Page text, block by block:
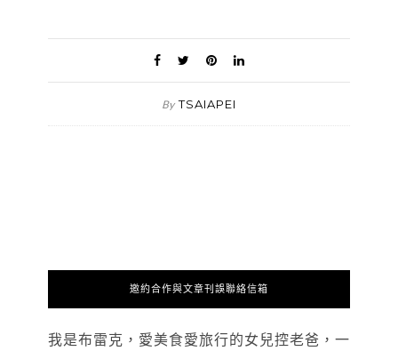
By TSAIAPEI
邀約合作與文章刊誤聯絡信箱
我是布雷克，愛美食愛旅行的女兒控老爸，一